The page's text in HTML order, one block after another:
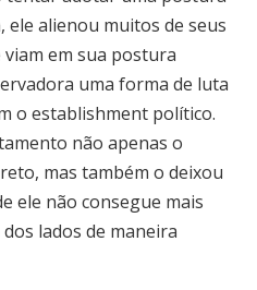
ele alienou muitos de seus
em sua postura
uma forma de luta
o establishment político.
não apenas o
mas também o deixou
ele não consegue mais
lados de maneira